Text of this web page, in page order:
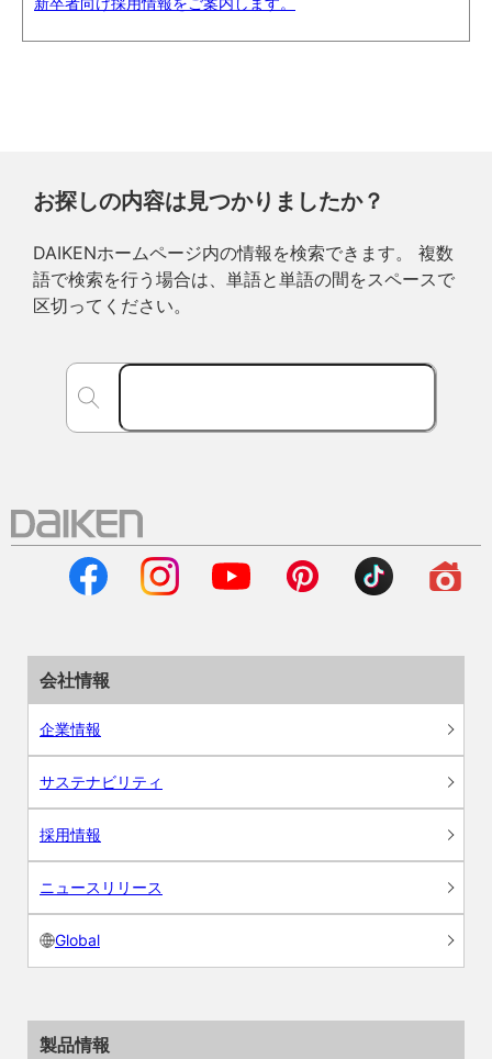
お探しの内容は見つかりましたか？
DAIKENホームページ内の情報を検索できます。 複数
語で検索を行う場合は、単語と単語の間をスペースで
区切ってください。
会社情報
企業情報
サステナビリティ
採用情報
ニュースリリース
Global
製品情報